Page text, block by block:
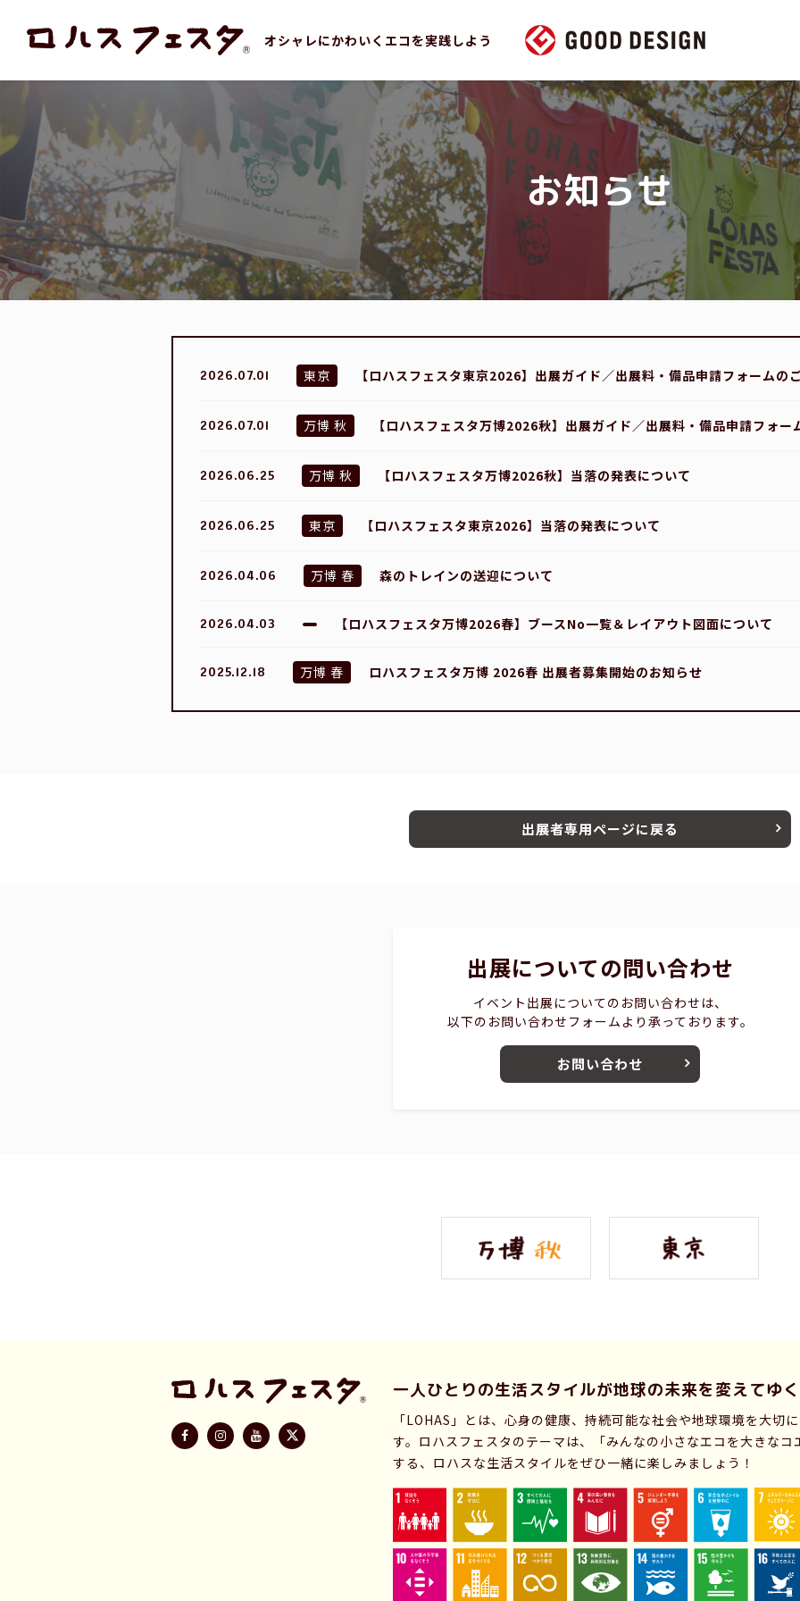
オシャレにかわいくエコを実践しよう
お知らせ
2026.07.01 東京 【ロハスフェスタ東京2026】出展ガイド／出展料・備品申請フォームの
2026.07.01 万博 秋 【ロハスフェスタ万博2026秋】出展ガイド／出展料・備品申請フォー
2026.06.25 万博 秋 【ロハスフェスタ万博2026秋】当落の発表について
2026.06.25 東京 【ロハスフェスタ東京2026】当落の発表について
2026.04.06 万博 春 森のトレインの送迎について
2026.04.03 【ロハスフェスタ万博2026春】ブースNo一覧＆レイアウト図面について
2025.12.18 万博 春 ロハスフェスタ万博 2026春 出展者募集開始のお知らせ
出展者専用ページに戻る
出展についての問い合わせ
イベント出展についてのお問い合わせは、
以下のお問い合わせフォームより承っております。
お問い合わせ
一人ひとりの生活スタイルが地球の未来を変えてゆく
「LOHAS」とは、心身の健康、持続可能な社会や地球環境を大切
す。ロハスフェスタのテーマは、「みんなの小さなエコを大きな
する、ロハスな生活スタイルをぜひ一緒に楽しみましょう！